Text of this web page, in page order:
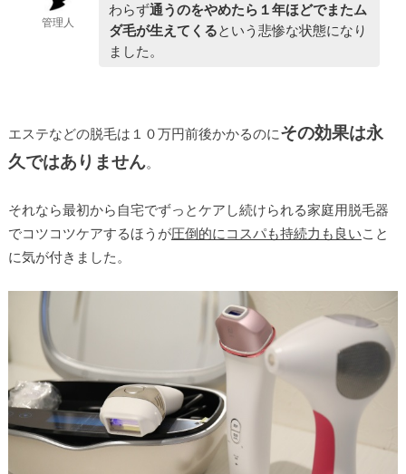
管理人
わらず通うのをやめたら１年ほどでまたム
ダ毛が生えてくるという悲惨な状態になり
ました。
エステなどの脱毛は１０万円前後かかるのにその効果は永
久ではありません。
それなら最初から自宅でずっとケアし続けられる家庭用脱毛器
でコツコツケアするほうが圧倒的にコスパも持続力も良いこと
に気が付きました。